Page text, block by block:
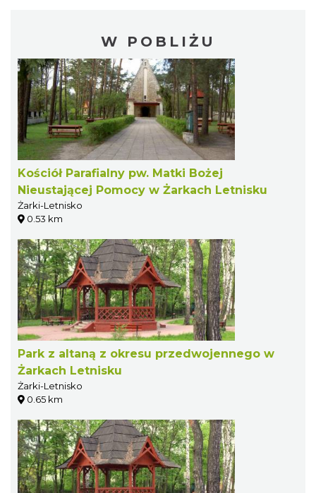
W POBLIŻU
Kościół Parafialny pw. Matki Bożej
Nieustającej Pomocy w Żarkach Letnisku
Żarki-Letnisko
0.53 km
Park z altaną z okresu przedwojennego w
Żarkach Letnisku
Żarki-Letnisko
0.65 km